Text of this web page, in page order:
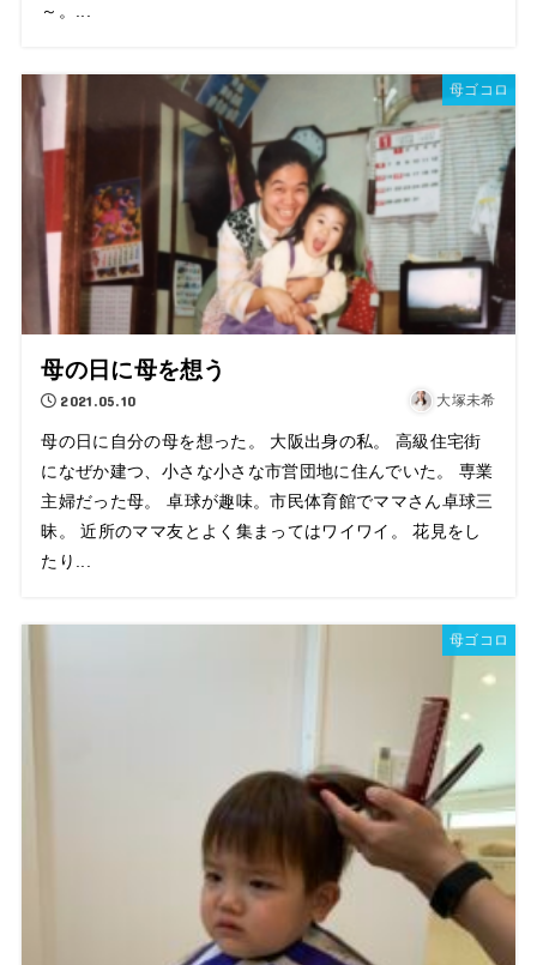
～。...
母ゴコロ
母の日に母を想う
2021.05.10 大塚未希
母の日に自分の母を想った。 大阪出身の私。 高級住宅街
になぜか建つ、小さな小さな市営団地に住んでいた。 専業
主婦だった母。 卓球が趣味。市民体育館でママさん卓球三
昧。 近所のママ友とよく集まってはワイワイ。 花見をし
たり...
母ゴコロ